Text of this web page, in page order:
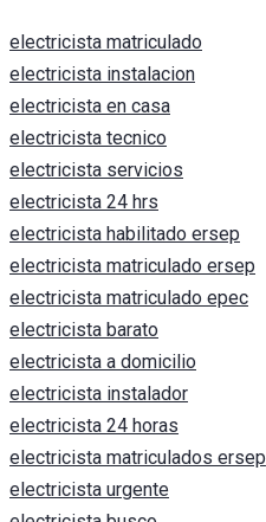
electricista matriculado
electricista instalacion
electricista en casa
electricista tecnico
electricista servicios
electricista 24 hrs
electricista habilitado ersep
electricista matriculado ersep
electricista matriculado epec
electricista barato
electricista a domicilio
electricista instalador
electricista 24 horas
electricista matriculados ersep
electricista urgente